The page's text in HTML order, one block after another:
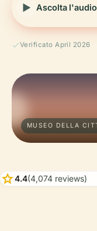
Ascolta
Verificato April 2026
MUSEO DELLA
star4.4(4,074 reviews)